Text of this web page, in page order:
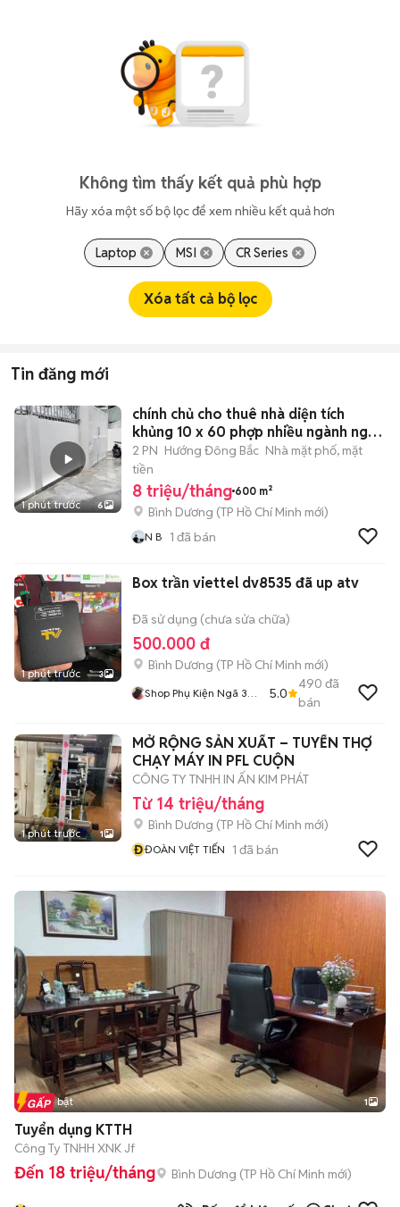
Không tìm thấy kết quả phù hợp
Hãy xóa một số bộ lọc để xem nhiều kết quả hơn
Laptop MSI CR Series
Xóa tất cả bộ lọc
Tin đăng mới
1 phút trước 6
chính chủ cho thuê nhà diện tích
khủng 10 x 60 phợp nhiều ngành nghề
!2 PN Hướng Đông Bắc Nhà mặt phố, mặt
tiền
8 triệu/tháng 600 m²
Bình Dương (TP Hồ Chí Minh mới)
N B 1 đã bán
1 phút trước 3
Box trần viettel dv8535 đã up atv
Đã sử dụng (chưa sửa chữa)
500.000 đ
Bình Dương (TP Hồ Chí Minh mới)
Shop Phụ Kiện Ngã 3
5.0
490 đã
bán
1 phút trước 1
MỞ RỘNG SẢN XUẤT – TUYỂN THỢ
CHẠY MÁY IN PFL CUỘN
CÔNG TY TNHH IN ẤN KIM PHÁT
Từ 14 triệu/tháng
Bình Dương (TP Hồ Chí Minh mới)
ĐĐOÀN VIỆT TIẾN 1 đã bán
Tin nổi bật 1
Tuyển dụng KTTH
Công Ty TNHH XNK Jf
Đến 18 triệu/tháng Bình Dương (TP Hồ Chí Minh mới)